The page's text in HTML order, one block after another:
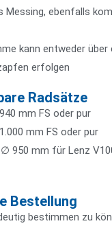
Messing, ebenfalls
kann entweder über
erfolgen
Radsätze
mm FS oder pur
mm FS oder pur
950 mm für Lenz
Bestellung
bestimmen zu